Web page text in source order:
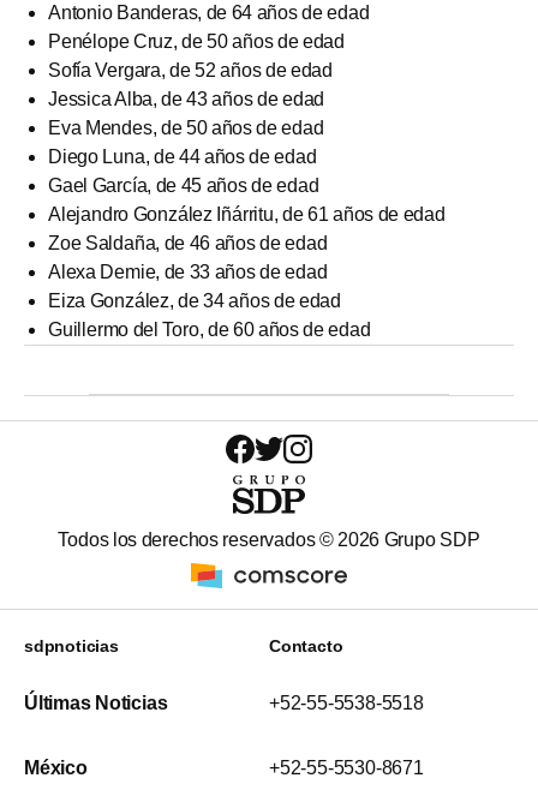
Antonio Banderas, de 64 años de edad
Penélope Cruz, de 50 años de edad
Sofía Vergara, de 52 años de edad
Jessica Alba, de 43 años de edad
Eva Mendes, de 50 años de edad
Diego Luna, de 44 años de edad
Gael García, de 45 años de edad
Alejandro González Iñárritu, de 61 años de edad
Zoe Saldaña, de 46 años de edad
Alexa Demie, de 33 años de edad
Eiza González, de 34 años de edad
Guillermo del Toro, de 60 años de edad
Todos los derechos reservados © 2026 Grupo SDP
sdpnoticias
Últimas Noticias
México
Contacto
+52-55-5538-5518
+52-55-5530-8671